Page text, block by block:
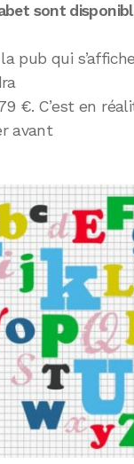
sont
pub qui
€. C’est en
avant